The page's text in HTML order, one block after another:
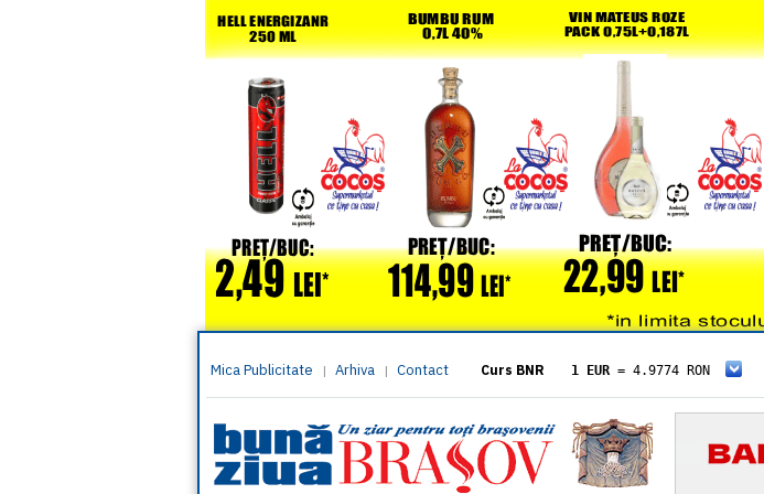
Mica Publicitate | Arhiva | Contact Curs BNR 1 EUR = 4.9774 RON
= 5.8304 RON
1 XAU= 464.4611 RON
1 AED= 1.1933 RON
1 AUD= 2.7957 RON
1 BGN= 2.5449 RON